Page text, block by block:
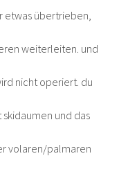
etwas übertrieben,
weiterleiten. und
nicht operiert. du
und das
volaren/palmaren